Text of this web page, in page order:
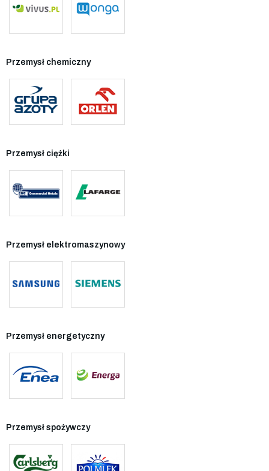
Przemysł chemiczny
Przemysł ciężki
Przemysł elektromaszynowy
Przemysł energetyczny
Przemysł spożywczy